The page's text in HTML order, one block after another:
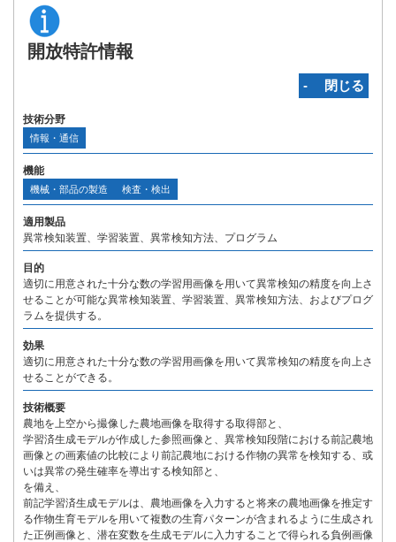
開放特許情報
‐ 閉じる
技術分野
情報・通信
機能
機械・部品の製造 検査・検出
適用製品
異常検知装置、学習装置、異常検知方法、プログラム
目的
適切に用意された十分な数の学習用画像を用いて異常検知の精度を向上さ
せることが可能な異常検知装置、学習装置、異常検知方法、およびプログ
ラムを提供する。
効果
適切に用意された十分な数の学習用画像を用いて異常検知の精度を向上さ
せることができる。
技術概要
農地を上空から撮像した農地画像を取得する取得部と、
学習済生成モデルが作成した参照画像と、異常検知段階における前記農地
画像との画素値の比較により前記農地における作物の異常を検知する、或
いは異常の発生確率を導出する検知部と、
を備え、
前記学習済生成モデルは、農地画像を入力すると将来の農地画像を推定す
る作物生育モデルを用いて複数の生育パターンが含まれるように生成され
た正例画像と、潜在変数を生成モデルに入力することで得られる負例画像